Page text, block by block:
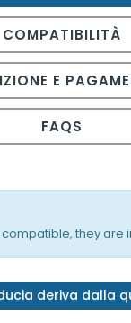
COMPATIBILITÀ
E
FAQS
compatible, they
deriva dalla